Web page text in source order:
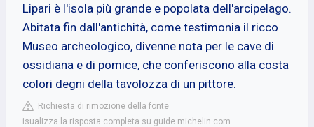
Lipari è l'isola più grande e popolata dell'arcipelago.
Abitata fin dall'antichità, come testimonia il ricco
Museo archeologico, divenne nota per le cave di
ossidiana e di pomice, che conferiscono alla costa
colori degni della tavolozza di un pittore.
Richiesta di rimozione della fonte
isualizza la risposta completa su guide.michelin.com